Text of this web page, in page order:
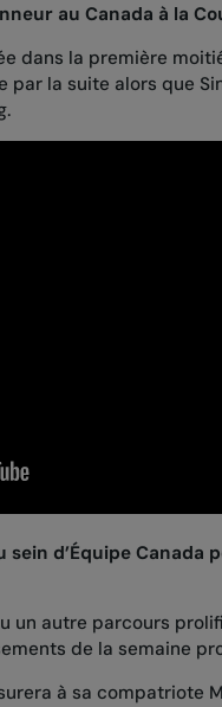
au Canada à la
dans la première
par la suite alors que
d’Équipe Canada
un autre parcours
de la semaine
à sa compatriote